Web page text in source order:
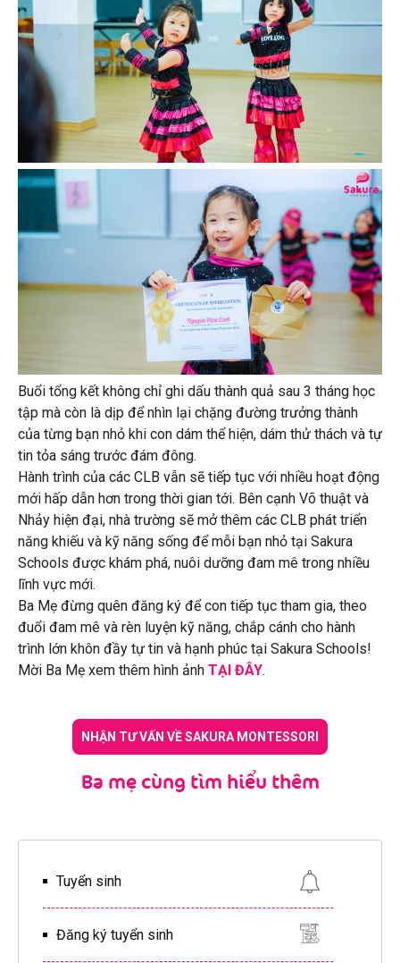
Buổi tổng kết không chỉ ghi dấu thành quả sau 3 tháng học
tập mà còn là dịp để nhìn lại chặng đường trưởng thành
của từng bạn nhỏ khi con dám thể hiện, dám thử thách và tự
tin tỏa sáng trước đám đông.
Hành trình của các CLB vẫn sẽ tiếp tục với nhiều hoạt động
mới hấp dẫn hơn trong thời gian tới. Bên cạnh Võ thuật và
Nhảy hiện đại, nhà trường sẽ mở thêm các CLB phát triển
năng khiếu và kỹ năng sống để mỗi bạn nhỏ tại Sakura
Schools được khám phá, nuôi dưỡng đam mê trong nhiều
lĩnh vực mới.
Ba Mẹ đừng quên đăng ký để con tiếp tục tham gia, theo
đuổi đam mê và rèn luyện kỹ năng, chắp cánh cho hành
trình lớn khôn đầy tự tin và hạnh phúc tại Sakura Schools!
Mời Ba Mẹ xem thêm hình ảnh TẠI ĐÂY.
NHẬN TƯ VẤN VỀ SAKURA MONTESSORI
Ba mẹ cùng tìm hiểu thêm
Tuyển sinh
Đăng ký tuyển sinh